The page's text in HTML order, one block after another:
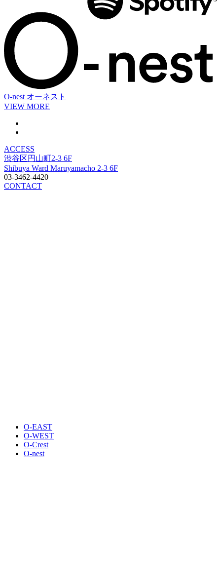
O-nest オーネスト
VIEW MORE
ACCESS
渋谷区円山町2-3 6F
Shibuya Ward Maruyamacho 2-3 6F
03-3462-4420
CONTACT
O-EAST
O-WEST
O-Crest
O-nest